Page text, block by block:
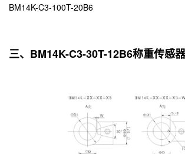
BM14K-C3-100T-20B6
三、BM14K-C3-30T-12B6称重传感